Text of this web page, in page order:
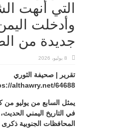
التي أنهت
وأدخلت
جديدة من
8 يوليو، 2026
تقرير | صحيفة الثوري
althawry.net/64688/
يمثل السابع من يوليو
في التاريخ اليمني الحديث،